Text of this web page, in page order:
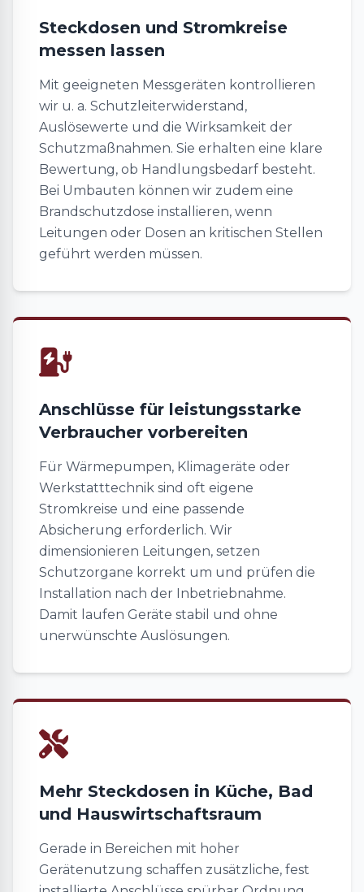
Steckdosen und Stromkreise
messen lassen
Mit geeigneten Messgeräten kontrollieren
wir u. a. Schutzleiterwiderstand,
Auslösewerte und die Wirksamkeit der
Schutzmaßnahmen. Sie erhalten eine klare
Bewertung, ob Handlungsbedarf besteht.
Bei Umbauten können wir zudem eine
Brandschutzdose installieren, wenn
Leitungen oder Dosen an kritischen Stellen
geführt werden müssen.
Anschlüsse für leistungsstarke
Verbraucher vorbereiten
Für Wärmepumpen, Klimageräte oder
Werkstatttechnik sind oft eigene
Stromkreise und eine passende
Absicherung erforderlich. Wir
dimensionieren Leitungen, setzen
Schutzorgane korrekt um und prüfen die
Installation nach der Inbetriebnahme.
Damit laufen Geräte stabil und ohne
unerwünschte Auslösungen.
Mehr Steckdosen in Küche, Bad
und Hauswirtschaftsraum
Gerade in Bereichen mit hoher
Gerätenutzung schaffen zusätzliche, fest